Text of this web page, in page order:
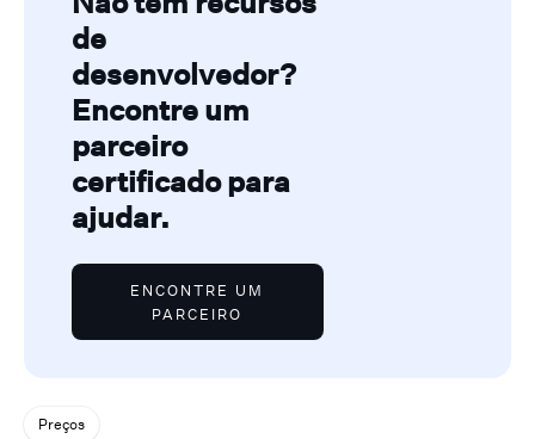
de
desenvolvedor?
Encontre um
parceiro
certificado para
ajudar.
ENCONTRE UM
PARCEIRO
Preços